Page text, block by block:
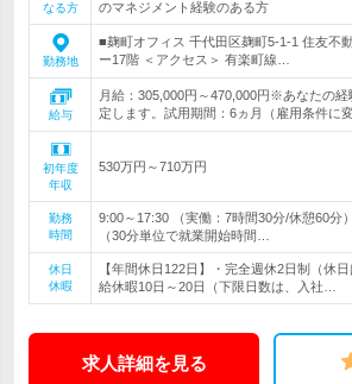
なる方 のマネジメント経験のある方
勤務地
■麹町オフィス 千代田区麹町5-1-1 住友不
ー17階 ＜アクセス＞ 有楽町線…
給与
月給：305,000円～470,000円※あなたの
定します。試用期間：6ヵ月（雇用条件に
初年度
年収
530万円～710万円
勤務
時間
9:00～17:30 （実働：7時間30分/休憩60分
（30分単位で就業開始時間…
休日
休暇
【年間休日122日】・完全週休2日制（休
給休暇10日～20日（下限日数は、入社…
求人詳細を見る